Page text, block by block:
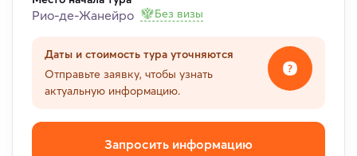
Рио-де-Жанейро Без визы
Даты и стоимость тура уточняются
Отправьте заявку, чтобы узнать
актуальную информацию.
Запросить информацию